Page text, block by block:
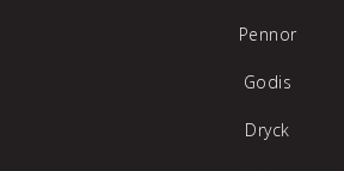
Pennor
Godis
Dryck